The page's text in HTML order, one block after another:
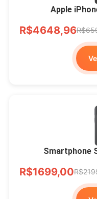
Apple
R$4648,96
Smartphone
R$1699,00